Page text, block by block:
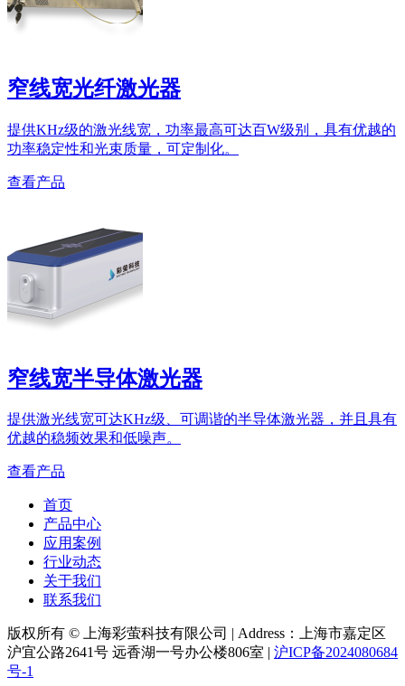
窄线宽光纤激光器
提供KHz级的激光线宽，功率最高可达百W级别，具有优越的
功率稳定性和光束质量，可定制化。
查看产品
窄线宽半导体激光器
提供激光线宽可达KHz级、可调谐的半导体激光器，并且具有
优越的稳频效果和低噪声。
查看产品
首页
产品中心
应用案例
行业动态
关于我们
联系我们
版权所有 © 上海彩萤科技有限公司 | Address：上海市嘉定区
沪宜公路2641号 远香湖一号办公楼806室 | 沪ICP备2024080684
号-1